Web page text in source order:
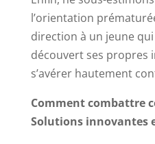
l’orientation
direction à un jeune qui
découvert ses propres
s’avérer hautement
Comment combattre
Solutions innovantes